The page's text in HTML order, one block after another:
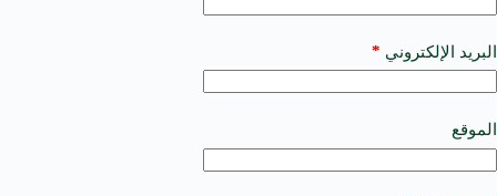
البريد الإلكتروني *
الموقع
a
t
i
e
: